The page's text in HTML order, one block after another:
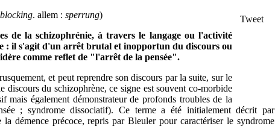
Tweet
. allem : sperrung)
de la schizophrénie, à travers le langage ou l'activité
: il s'agit d'un arrêt brutal et inopportun du discours ou
comme reflet de "l'arrêt de la pensée".
et peut reprendre son discours par la suite, sur le
discours du schizophrène, ce signe est souvent co-morbide
mais également démonstrateur de profonds troubles de la
; syndrome dissociatif). Ce terme a été initialement décrit par
démence précoce, repris par Bleuler pour caractériser le syndrome